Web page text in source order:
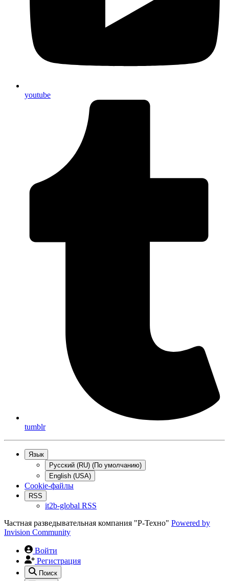
youtube
tumblr
Язык
Русский (RU) (По умолчанию)
English (USA)
Cookie-файлы
RSS
it2b-global RSS
Частная разведывательная компания "Р-Техно" Powered by
Invision Community
Войти
Регистрация
Поиск